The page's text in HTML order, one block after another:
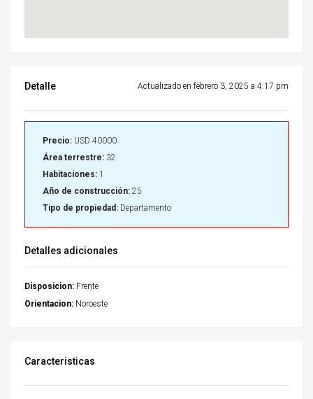
Detalle Actualizado en febrero 3, 2025 a 4:17 pm
Precio: USD 40000
Área terrestre: 32
Habitaciones: 1
Año de construcción: 25
Tipo de propiedad: Departamento
Detalles adicionales
Disposicion: Frente
Orientacion: Noroeste
Caracteristicas